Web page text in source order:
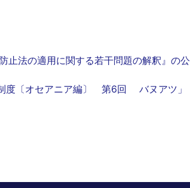
法の適用に関する若干問題の解釈』の公
〔オセアニア編〕 第6回 バヌアツ」